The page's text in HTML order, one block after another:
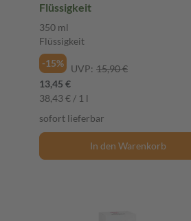
Flüssigkeit
350 ml
Flüssigkeit
-15%
UVP: 15,90 €
13,45 €
38,43 € / 1 l
sofort lieferbar
In den Warenkorb